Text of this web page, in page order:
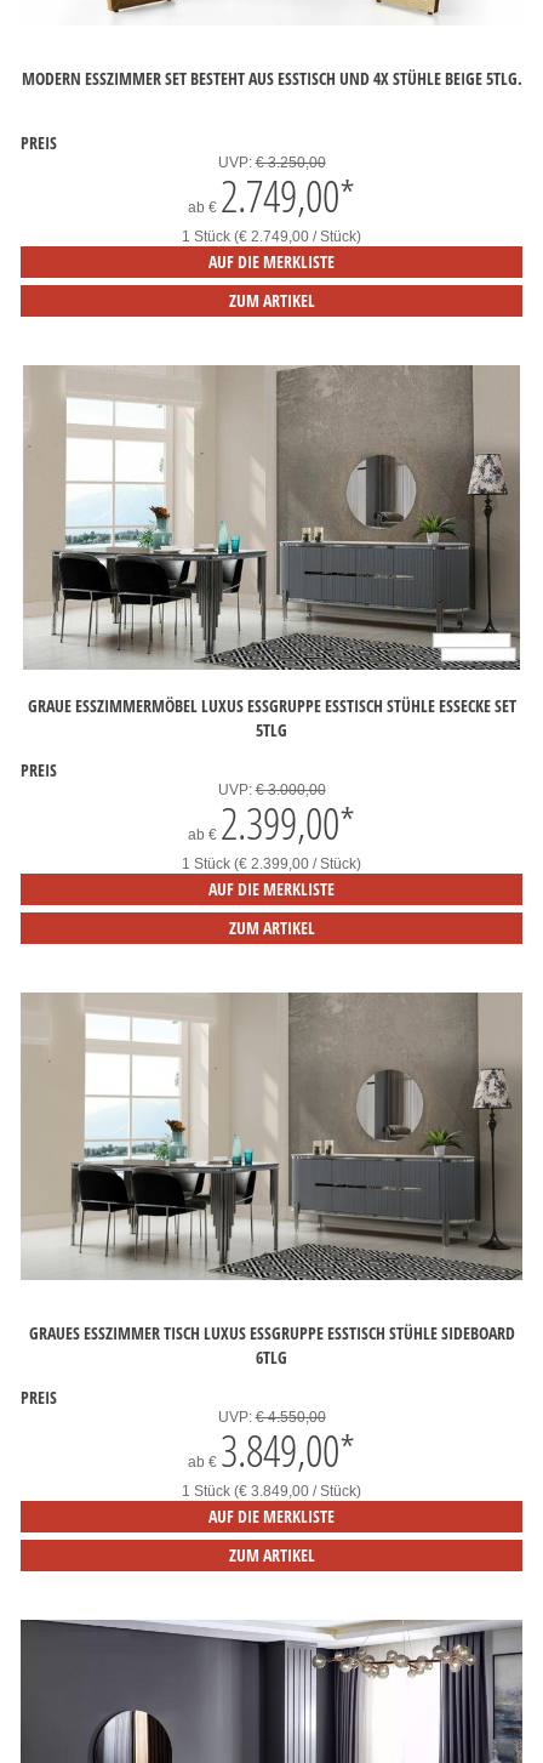
MODERN ESSZIMMER SET BESTEHT AUS ESSTISCH UND 4X STÜHLE BEIGE 5TLG.
PREIS
UVP:€ 3.250,00
ab € 2.749,00*
1 Stück (€ 2.749,00 / Stück)
AUF DIE MERKLISTE
ZUM ARTIKEL
GRAUE ESSZIMMERMÖBEL LUXUS ESSGRUPPE ESSTISCH STÜHLE ESSECKE SET
5TLG
PREIS
UVP:€ 3.000,00
ab € 2.399,00*
1 Stück (€ 2.399,00 / Stück)
AUF DIE MERKLISTE
ZUM ARTIKEL
GRAUES ESSZIMMER TISCH LUXUS ESSGRUPPE ESSTISCH STÜHLE SIDEBOARD
6TLG
PREIS
UVP:€ 4.550,00
ab € 3.849,00*
1 Stück (€ 3.849,00 / Stück)
AUF DIE MERKLISTE
ZUM ARTIKEL